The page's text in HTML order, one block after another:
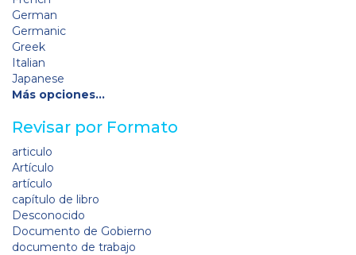
German
Germanic
Greek
Italian
Japanese
Más opciones…
Revisar por Formato
articulo
Artículo
artículo
capítulo de libro
Desconocido
Documento de Gobierno
documento de trabajo